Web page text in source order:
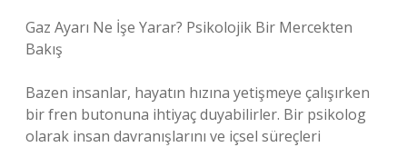
Gaz Ayarı Ne İşe Yarar? Psikolojik Bir Mercekten
Bakış
Bazen insanlar, hayatın hızına yetişmeye çalışırken
bir fren butonuna ihtiyaç duyabilirler. Bir psikolog
olarak insan davranışlarını ve içsel süreçleri